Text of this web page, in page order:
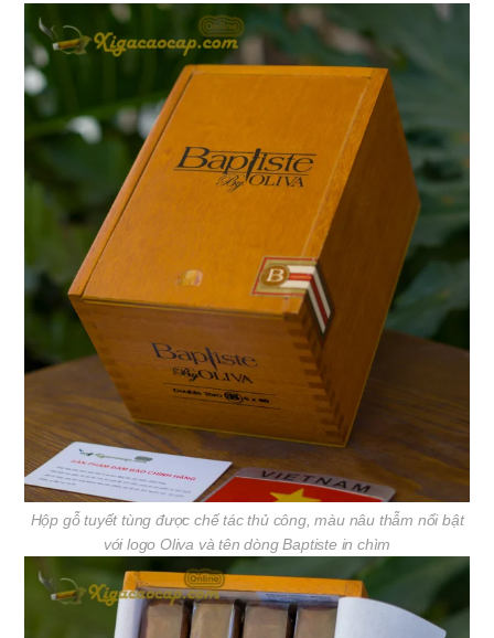
Hộp gỗ tuyết tùng được chế tác thủ công, màu nâu thẫm nổi bật
với logo Oliva và tên dòng Baptiste in chìm